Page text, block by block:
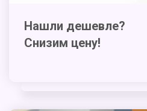
Нашли дешевле?
Снизим цену!